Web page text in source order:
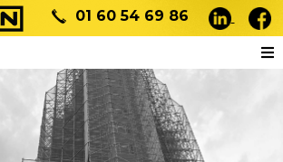
01 60 54 69 86